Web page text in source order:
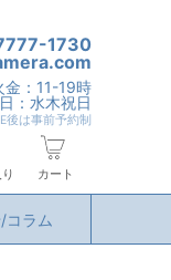
1730
金：11-19時
：水木祝日
後は事前予約制
カート
コラム